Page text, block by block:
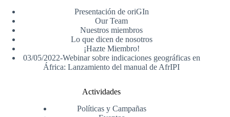
Presentación de oriGIn
Our Team
Nuestros miembros
Lo que dicen de nosotros
¡Hazte Miembro!
03/05/2022-Webinar sobre indicaciones geográficas en
África: Lanzamiento del manual de AfrIPI
Actividades
Políticas y Campañas